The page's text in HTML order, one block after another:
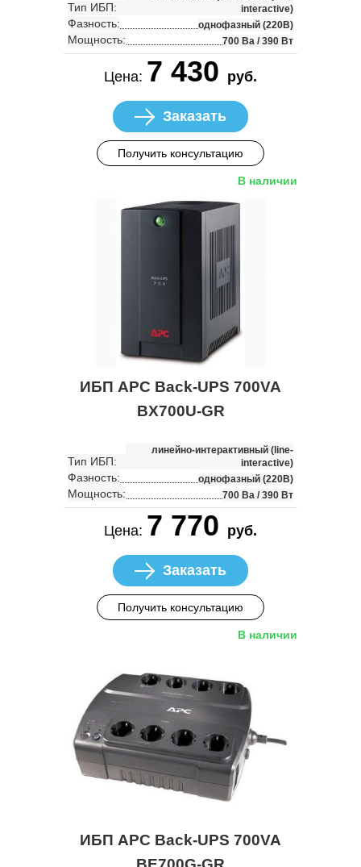
Тип ИБП:
interactive)
Фазность: однофазный (220В)
Мощность: 700 Ва / 390 Вт
Цена: 7 430 руб.
Заказать
Получить консультацию
В наличии
ИБП APC Back-UPS 700VA
BX700U-GR
Тип ИБП:
линейно-интерактивный (line-
interactive)
Фазность: однофазный (220В)
Мощность: 700 Ва / 390 Вт
Цена: 7 770 руб.
Заказать
Получить консультацию
В наличии
ИБП APC Back-UPS 700VA